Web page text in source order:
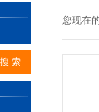
您现在